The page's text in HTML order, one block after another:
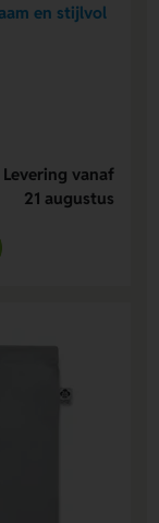
en stijlvol
Levering vanaf
21 augustus